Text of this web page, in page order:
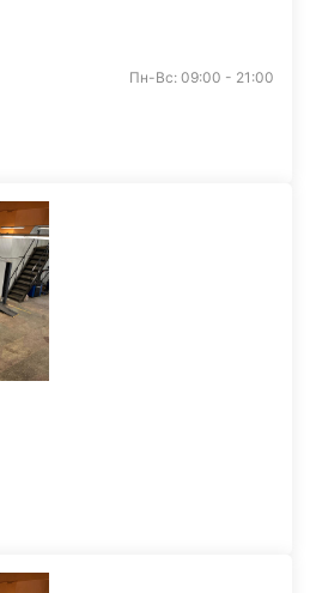
Пн-Вс: 09:00 - 21:00